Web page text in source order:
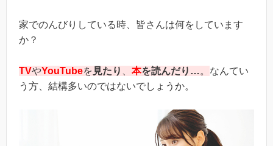
家でのんびりしている時、皆さんは何をしています
か？
TVやYouTubeを 見たり 本を読んだり…。 なんてい
う方、結構多いのではないでしょうか。